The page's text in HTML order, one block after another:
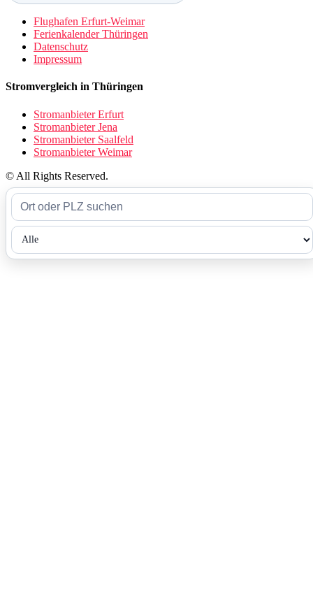
Flughafen Erfurt-Weimar
Ferienkalender Thüringen
Datenschutz
Impressum
Stromvergleich in Thüringen
Stromanbieter Erfurt
Stromanbieter Jena
Stromanbieter Saalfeld
Stromanbieter Weimar
© All Rights Reserved.